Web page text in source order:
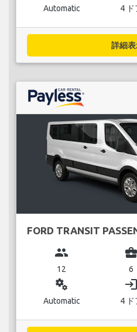
Automatic 4 ド
詳細
FORD TRANSIT
group
12
business_center
6
miscellaneous_services
Automatic
login
4 ド